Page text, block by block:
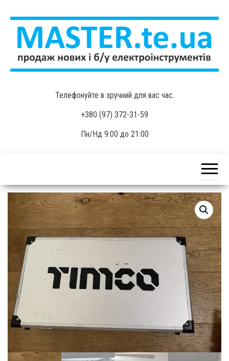
content
MASTER.te.ua
електроінструментів
Телефонуйте в зручний для вас час.
+380 (97) 372-31-59
Пн/Нд 9:00 до 21:00